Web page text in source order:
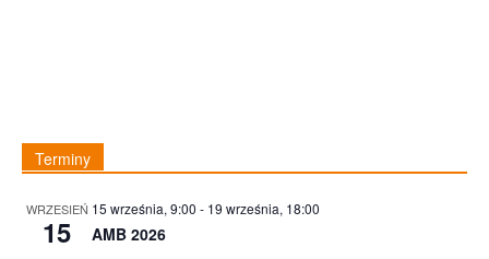
Terminy
WRZESIEŃ
15
15 września, 9:00 - 19 września, 18:00
AMB 2026